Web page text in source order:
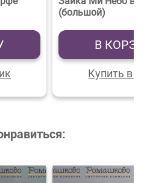
(большой)
В
Купить в 1